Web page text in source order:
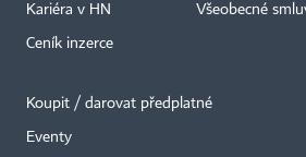
Kariéra v HN
Ceník inzerce
Všeobecné
Koupit / darovat předplatné
Eventy